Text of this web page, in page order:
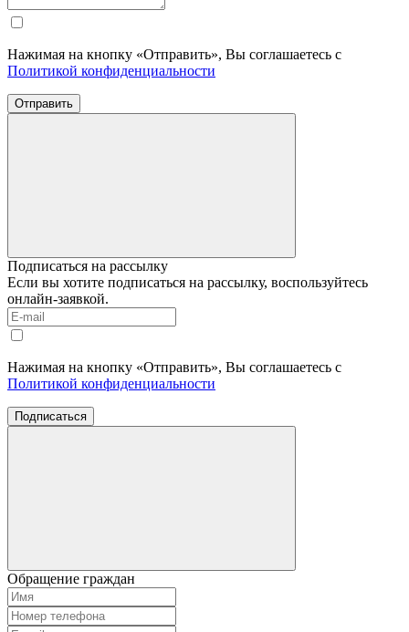
Нажимая на кнопку «Отправить», Вы соглашаетесь с
Политикой конфиденциальности
Отправить
Подписаться на рассылку
Если вы хотите подписаться на рассылку, воспользуйтесь
онлайн-заявкой.
Нажимая на кнопку «Отправить», Вы соглашаетесь с
Политикой конфиденциальности
Подписаться
Обращение граждан